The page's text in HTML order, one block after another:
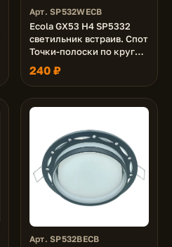
Арт. SP532WECB
Ecola GX53 H4 SP5332
светильник встраив. Спот
Точки-полоски по кругу
матовый Белый/Алюм
110х52 (к+)
240 ₽
Арт. SP532BECB